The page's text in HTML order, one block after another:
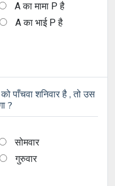
A का मामा P है
A का भाई P है
पाँचवा शनिवार है , तो उस
?
सोमवार
गुरुवार